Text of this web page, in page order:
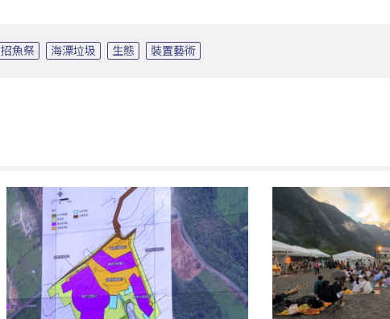
招魚祭 海漂垃圾 生態 裝置藝術